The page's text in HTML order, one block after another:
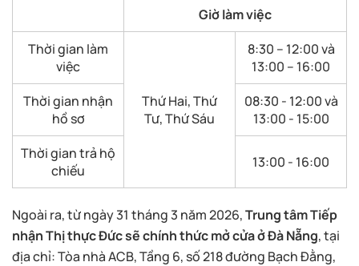
Giờ làm việc
Thời gian làm
việc
Thứ Hai, Thứ
Tư, Thứ Sáu
8:30 – 12:00 và
13:00 – 16:00
Thời gian nhận
hồ sơ
08:30 - 12:00 và
13:00 - 15:00
Thời gian trả hộ
chiếu
13:00 - 16:00
Ngoài ra, từ ngày 31 tháng 3 năm 2026,Trung tâm Tiếp
nhận Thị thực Đức sẽ chính thức mở cửa ở Đà Nẵng, tại
địa chỉ: Tòa nhà ACB, Tầng 6, số 218 đường Bạch Đằng,